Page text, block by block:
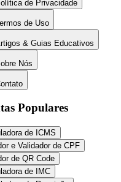
de Privacidade
de Uso
& Guias Educativos
Nós
Populares
de ICMS
e Validador de CPF
de QR Code
de IMC